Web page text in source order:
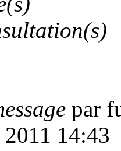
par
2011 14:43